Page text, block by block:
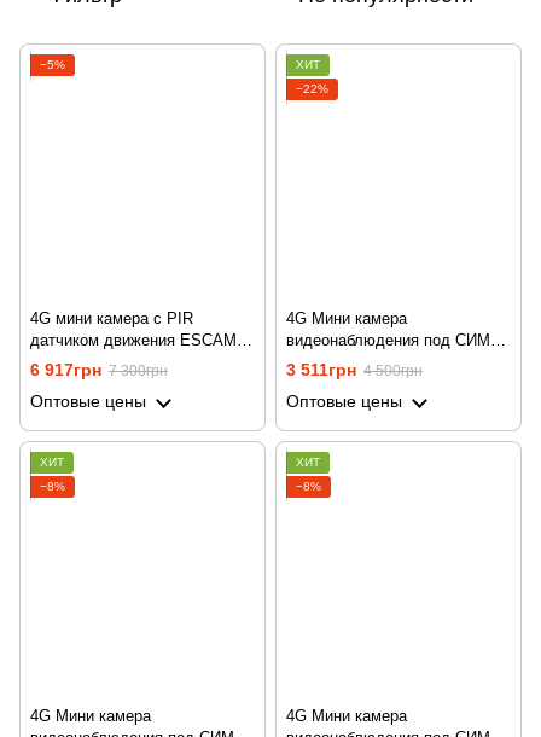
−5%
4G мини камера с PIR
датчиком движения ESCAM
G20, с большим
аккумулятором 6200 мАч,
FullHD 1080P
6 917грн 7 300грн
Оптовые цены
ХИТ
−22%
4G Мини камера
видеонаблюдения под СИМ
карту Camsoy T9-G2, 2 Мп,
датчик движения, запись,
Android / iOS
3 511грн 4 500грн
Оптовые цены
ХИТ
−8%
4G Мини камера
ХИТ
−8%
4G Мини камера